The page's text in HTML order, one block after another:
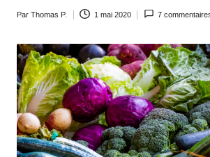
Par Thomas P. 1 mai 2020 7